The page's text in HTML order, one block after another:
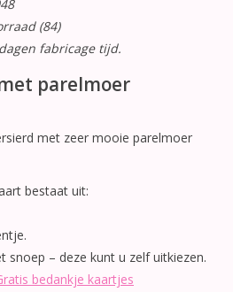
(84)
fabricage tijd.
parelmoer
met zeer mooie parelmoer
bestaat uit:
snoep – deze kunt u zelf uitkiezen.
bedankje kaartjes